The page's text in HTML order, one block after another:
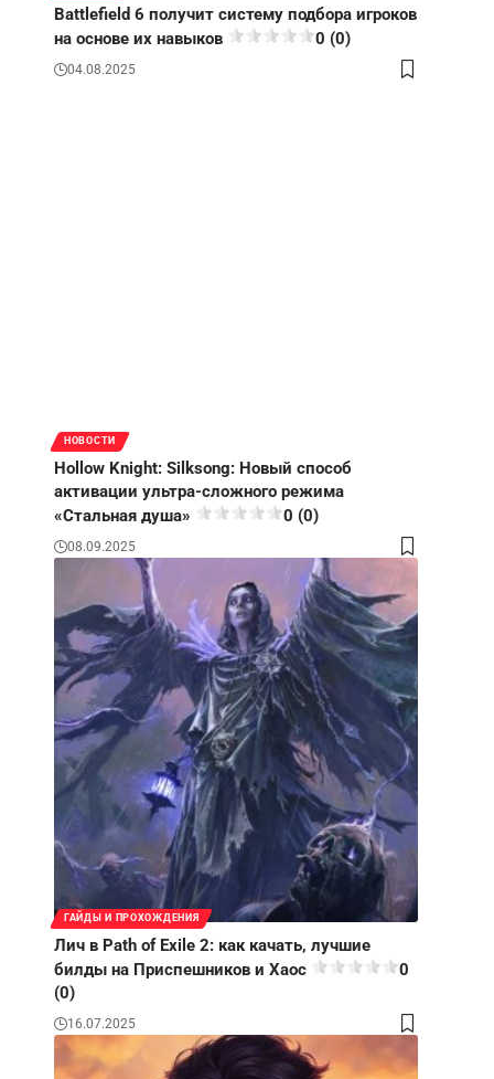
Battlefield 6 получит систему подбора игроков
на основе их навыков
0 (0)
04.08.2025
НОВОСТИ
Hollow Knight: Silksong: Новый способ
активации ультра-сложного режима
«Стальная душа»
0 (0)
08.09.2025
ГАЙДЫ И ПРОХОЖДЕНИЯ
Лич в Path of Exile 2: как качать, лучшие
билды на Приспешников и Хаос
0
(0)
16.07.2025